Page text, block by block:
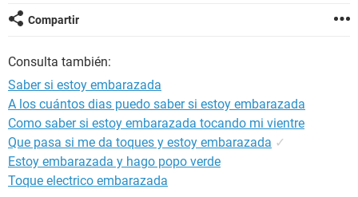
Compartir
Consulta también:
Saber si estoy embarazada
A los cuántos dias puedo saber si estoy embarazada
Como saber si estoy embarazada tocando mi vientre
Que pasa si me da toques y estoy embarazada ✓
Estoy embarazada y hago popo verde
Toque electrico embarazada